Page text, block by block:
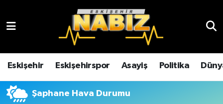
Eskişehir Eskişehirspor Asayiş Politika
Şaphane Hava Durumu
Çevre
Dünya
Eskişehir Hava Durumu
Eskişehir Trafik Yoğunluk Haritası
TFF 3.Lig 4.Grup Puan Durumu ve Fikstür